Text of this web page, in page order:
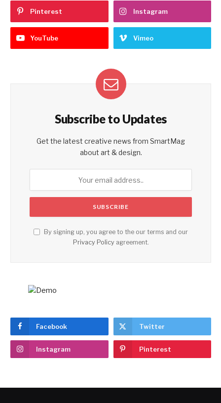
Pinterest Instagram
YouTube Vimeo
Subscribe to Updates
Get the latest creative news from SmartMag
about art & design.
By signing up, you agree to the our terms and our
Privacy Policyagreement.
Facebook Twitter
Instagram Pinterest